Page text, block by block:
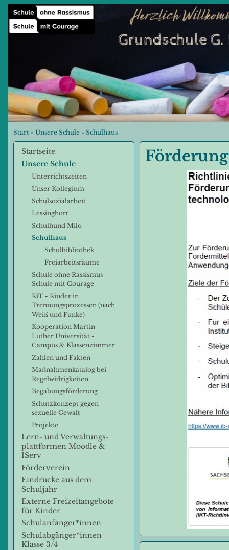
Start» Unsere Schule» Schulhaus
Startseite
Unsere Schule
Unterrichtszeiten
Unser Kollegium
Schulsozialarbeit
Lessinghort
Schulhund Milo
Schulhaus
Schulbibliothek
Freiarbeitsräume
Schule ohne Rassismus -
Schule mit Courage
KiT - Kinder in
Trennungsprozessen (nach
Weiß und Funke)
Kooperation Martin
Luther Universität -
Campus & Klassenzimmer
Zahlen und Fakten
Maßnahmenkatalog bei
Regelwidrigkeiten
Begabungsförderung
Schutzkonzept gegen
sexuelle Gewalt
Projekte
Lern- und Verwaltungs-
plattformen Moodle &
IServ
Förderverein
Eindrücke aus dem
Schuljahr
Externe Freizeitangebote
für Kinder
Schulanfänger*innen
Schulabgänger*innen
Klasse 3/4